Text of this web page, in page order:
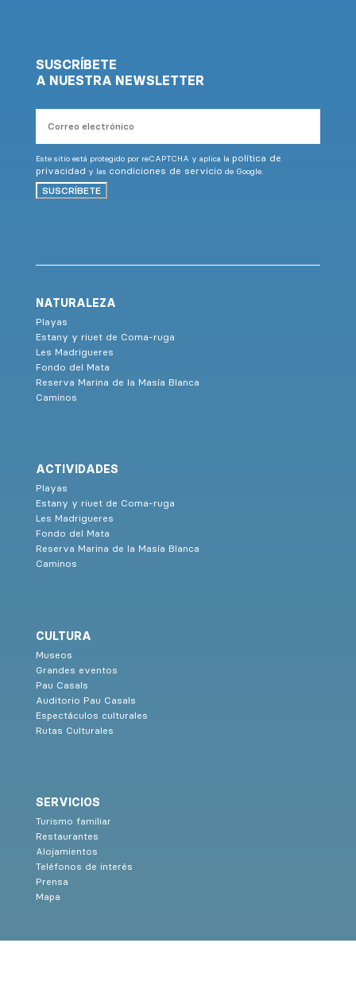
SUSCRÍBETE
A NUESTRA NEWSLETTER
electrónico
Este sitio está protegido por reCAPTCHA y aplica la política de
privacidad y las condiciones de servicio de Google.
SUSCRÍBETE
NATURALEZA
Playas
Estany y riuet de Coma-ruga
Les Madrigueres
Fondo del Mata
Reserva Marina de la Masía Blanca
Caminos
ACTIVIDADES
Playas
Estany y riuet de Coma-ruga
Les Madrigueres
Fondo del Mata
Reserva Marina de la Masía Blanca
Caminos
CULTURA
Museos
Grandes eventos
Pau Casals
Auditorio Pau Casals
Espectáculos culturales
Rutas Culturales
SERVICIOS
Turismo familiar
Restaurantes
Alojamientos
Teléfonos de interés
Prensa
Mapa